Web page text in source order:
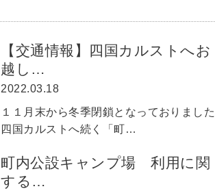
【交通情報】四国カルストへお
越し…
2022.03.18
１１月末から冬季閉鎖となっておりました
四国カルストへ続く「町…
町内公設キャンプ場 利用に関
する…